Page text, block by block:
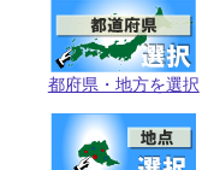
都府県・地方を選択